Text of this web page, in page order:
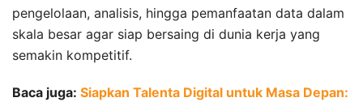
pengelolaan, analisis, hingga pemanfaatan data dalam
skala besar agar siap bersaing di dunia kerja yang
semakin kompetitif.
Baca juga: Siapkan Talenta Digital untuk Masa Depan: